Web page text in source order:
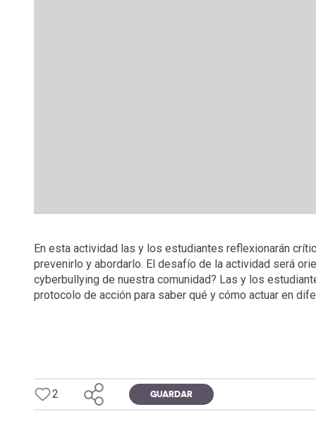
En esta actividad las y los estudiantes reflexionarán
prevenirlo y abordarlo. El desafío de la actividad será
cyberbullying de nuestra comunidad? Las y los
protocolo de acción para saber qué y cómo actuar en
2 GUARDAR